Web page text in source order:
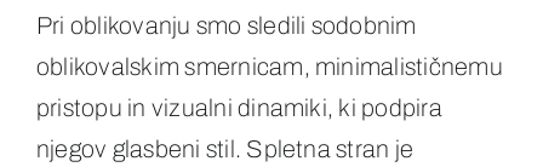
Pri oblikovanju smo sledili sodobnim
oblikovalskim smernicam, minimalističnemu
pristopu in vizualni dinamiki, ki podpira
njegov glasbeni stil. Spletna stran je